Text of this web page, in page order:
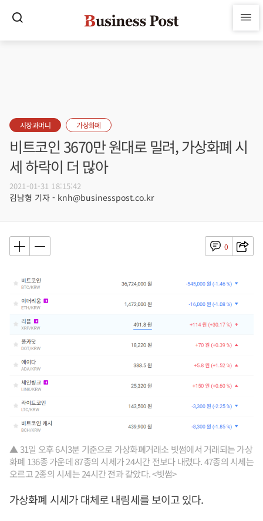
시장과머니 가상화폐
비트코인 3670만 원대로 밀려, 가상화폐 시
세 하락이 더 많아
2021-01-31 18:15:42
김남형 기자 - knh@businesspost.co.kr
0
▲ 31일 오후 6시3분 기준으로 가상화폐거래소 빗썸에서 거래되는 가상
화폐 136종 가운데 87종의 시세가 24시간 전보다 내렸다. 47종의 시세는
오르고 2종의 시세는 24시간 전과 같았다. <빗썸>
가상화폐 시세가 대체로 내림세를 보이고 있다.